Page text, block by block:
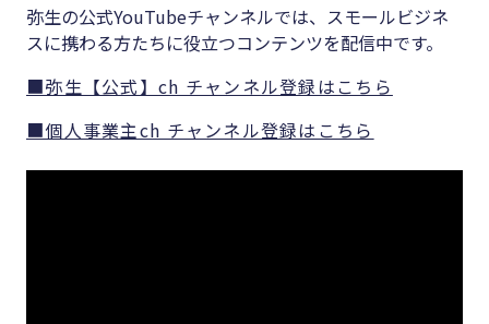
弥生の公式YouTubeチャンネルでは、スモールビジネ
スに携わる方たちに役立つコンテンツを配信中です。
■弥生【公式】ch チャンネル登録はこちら
■個人事業主ch チャンネル登録はこちら